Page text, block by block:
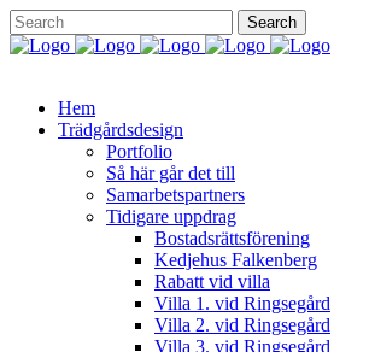
Hem
Trädgårdsdesign
Portfolio
Så här går det till
Samarbetspartners
Tidigare uppdrag
Bostadsrättsförening
Kedjehus Falkenberg
Rabatt vid villa
Villa 1. vid Ringsegård
Villa 2. vid Ringsegård
Villa 3. vid Ringsegård